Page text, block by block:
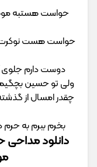
ﺣﻮاﺳﺖ ﻫﺴﺘﺒﻪ
ﺣﻮاﺳﺖ ﻫﺴﺖ ﻧﻮﻛﺮت
دوﺳﺖ دارم
وﻟﻰ ﺗﻮ ﺣﺴﻴﻦ
ﭼﻘﺪر اﻣﺴﺎل از
ﺑﺨﺮم ﺑﺒﺮم ﺑﻪ
دانلود